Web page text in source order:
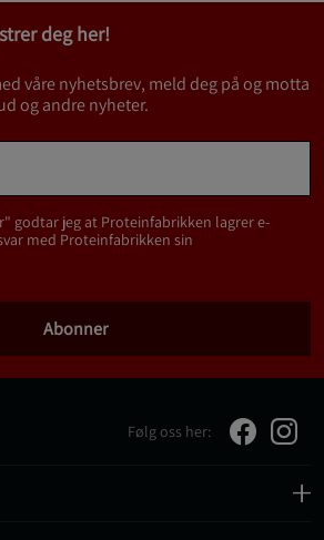
deg her!
våre nyhetsbrev, meld deg på og motta
og andre nyheter.
godtar jeg at Proteinfabrikken lagrer e-
med Proteinfabrikken sin
Abonner
Følg oss her: